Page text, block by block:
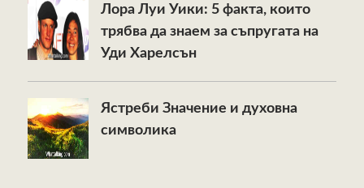
Лора Луи Уики: 5 факта, които
трябва да знаем за съпругата на
Уди Харелсън
Ястреби Значение и духовна
символика